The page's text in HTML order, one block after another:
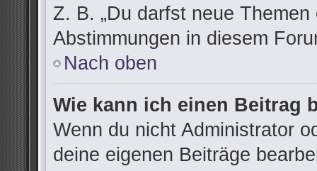
Z. B. „Du darfst neue Themen
Abstimmungen in diesem
Nach oben
Wie kann ich einen Beitrag
Wenn du nicht Administrator
deine eigenen Beiträge